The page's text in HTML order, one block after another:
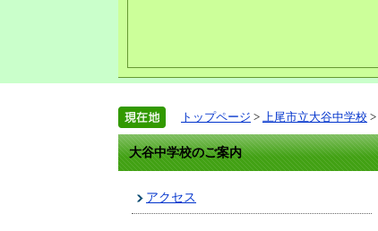
トップページ > 上尾市立大谷中学校 >
大谷中学校のご案内
アクセス